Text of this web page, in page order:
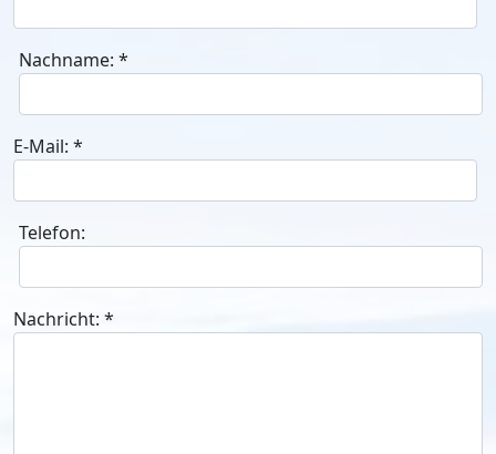
Nachname: *
E-Mail: *
Telefon:
Nachricht: *